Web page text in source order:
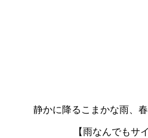
静かに降るこまかな雨、
【雨なんでもサ